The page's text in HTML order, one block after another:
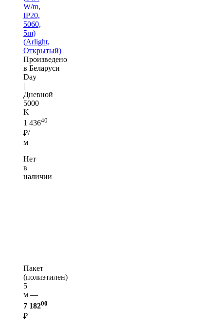
W/m,
IP20,
5060,
5m)
(Arlight,
Открытый)
Произведено
в Беларуси
Day
|
Дневной
5000
K
1 43640
₽/
м
Нет
в
наличии
Пакет
(полиэтилен)
5
м —
7 18200
₽